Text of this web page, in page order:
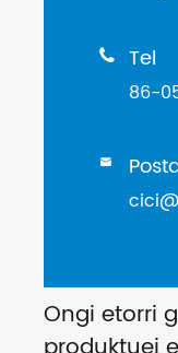
 Tel
86-

Ongi etorri